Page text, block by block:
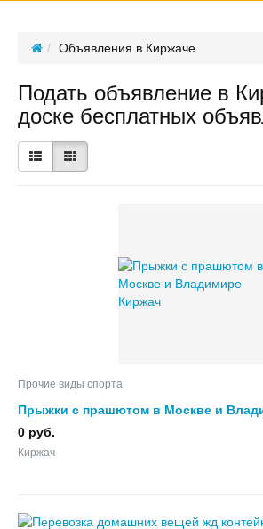
Объявления в Киржаче
Подать объявление в
доске бесплатных
Прочие виды спорта
Прыжки с прашютом в Москве и
0 руб.
Киржач